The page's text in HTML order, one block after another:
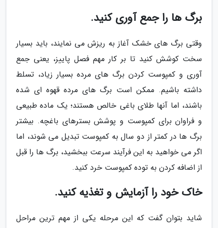
برگ ها را جمع آوری کنید.
وقتی برگ های خشک آغاز به ریزش می نمایند، باید بسیار
سخت کوشش کنید تا بر کار مهم فصل پاییز، یعنی جمع
آوری و کمپوست کردن برگ های مرده بسیار زیاد، تسلط
داشته باشیم. ممکن است برگ های مرده قهوه ای شده
باشند، اما آنها طلای باغی خالص هستند؛ یک ماده طبیعی
و فراوان برای کمپوست و پوشش بسترهای باغچه. بیشتر
برگ ها در کمتر از دو سال به کمپوست تبدیل می شوند، اما
اگر می خواهید به این فرآیند سرعت ببخشید، برگ ها را قبل
از اضافه کردن به توده کمپوست خرد کنید.
خاک خود را آزمایش و تغذیه کنید.
شاید بتوان گفت که این مرحله یکی از مهم ترین مراحل